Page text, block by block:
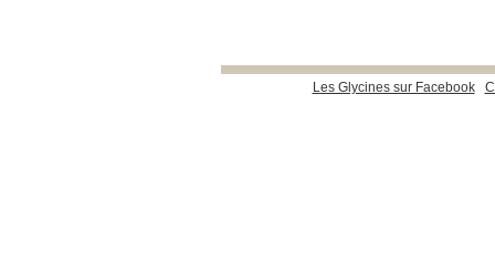
Les Glycines sur Facebook